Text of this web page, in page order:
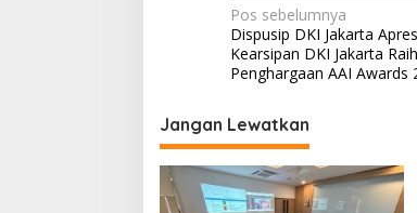
N
a
v
i
g
a
s
Pos sebelumnya
Dispusip DKI Jakarta
Kearsipan DKI Jakarta
Penghargaan AAI Awards
Jangan Lewatkan